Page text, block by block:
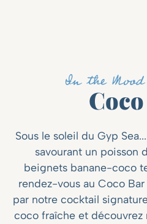
In the
Sous le soleil du Gyp
savourant un poisson
beignets banane-coco
rendez-vous au Coco
par notre cocktail
coco fraîche et